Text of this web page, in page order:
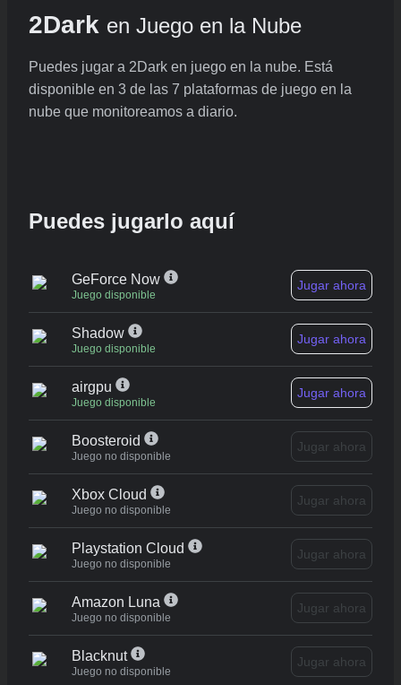
2Dark en Juego en la Nube
Puedes jugar a 2Dark en juego en la nube. Está
disponible en 3 de las 7 plataformas de juego en la
nube que monitoreamos a diario.
Puedes jugarlo aquí
GeForce Now
Juego disponible
Jugar ahora
Shadow
Juego disponible
Jugar ahora
airgpu
Juego disponible
Jugar ahora
Boosteroid
Juego no disponible
Jugar ahora
Xbox Cloud
Juego no disponible
Jugar ahora
Playstation Cloud
Juego no disponible
Jugar ahora
Amazon Luna
Juego no disponible
Jugar ahora
Blacknut
Juego no disponible
Jugar ahora